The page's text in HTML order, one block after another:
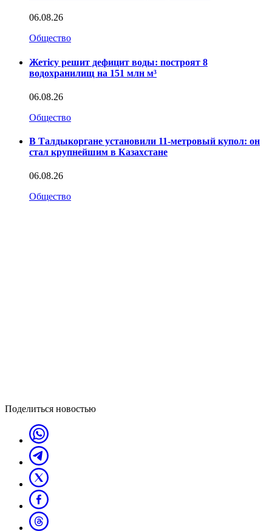
06.08.26
Общество
Жетісу решит дефицит воды: построят 8
водохранилищ на 151 млн м³
06.08.26
Общество
В Талдыкоргане установили 11-метровый купол: он
стал крупнейшим в Казахстане
06.08.26
Общество
Поделиться новостью